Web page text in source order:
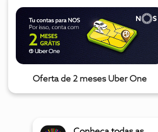
Oferta de 2 meses Uber One